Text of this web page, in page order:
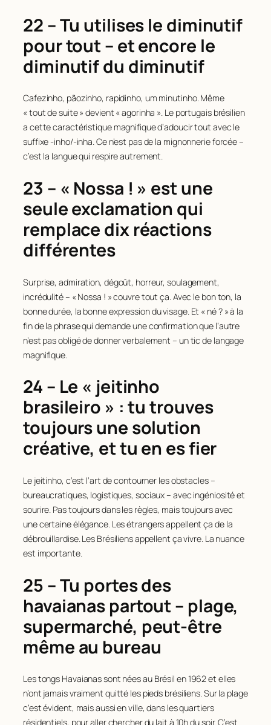
22 – Tu utilises le diminutif
pour tout – et encore le
diminutif du diminutif
Cafezinho, pãozinho, rapidinho, um minutinho. Même
« tout de suite » devient « agorinha ». Le portugais brésilien
a cette caractéristique magnifique d’adoucir tout avec le
suffixe -inho/-inha. Ce n’est pas de la mignonnerie forcée –
c’est la langue qui respire autrement.
23 – « Nossa ! » est une
seule exclamation qui
remplace dix réactions
différentes
Surprise, admiration, dégoût, horreur, soulagement,
incrédulité – « Nossa ! » couvre tout ça. Avec le bon ton, la
bonne durée, la bonne expression du visage. Et « né ? » à la
fin de la phrase qui demande une confirmation que l’autre
n’est pas obligé de donner verbalement – un tic de langage
magnifique.
24 – Le « jeitinho
brasileiro » : tu trouves
toujours une solution
créative, et tu en es fier
Le jeitinho, c’est l’art de contourner les obstacles –
bureaucratiques, logistiques, sociaux – avec ingéniosité et
sourire. Pas toujours dans les règles, mais toujours avec
une certaine élégance. Les étrangers appellent ça de la
débrouillardise. Les Brésiliens appellent ça vivre. La nuance
est importante.
25 – Tu portes des
havaianas partout – plage,
supermarché, peut-être
même au bureau
Les tongs Havaianas sont nées au Brésil en 1962 et elles
n’ont jamais vraiment quitté les pieds brésiliens. Sur la plage
c’est évident, mais aussi en ville, dans les quartiers
résidentiels, pour aller chercher du lait à 10h du soir. C’est